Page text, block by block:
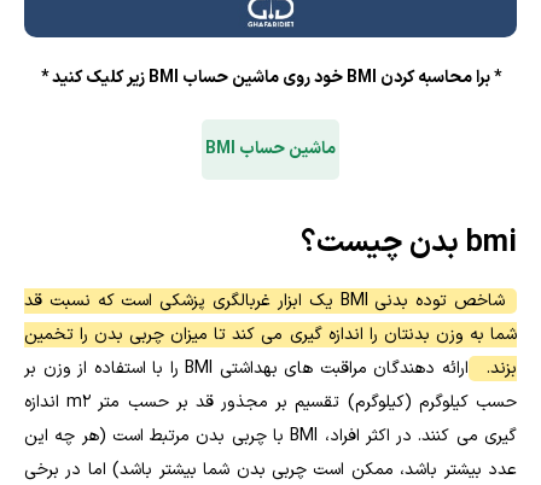
* برا محاسبه کردن BMI خود روی ماشین حساب BMI زیر کلیک کنید *
ماشین حساب BMI
bmi بدن چیست؟
شاخص توده بدنی BMI یک ابزار غربالگری پزشکی است که نسبت قد
شما به وزن بدنتان را اندازه گیری می کند تا میزان چربی بدن را تخمین
بزند.
ارائه دهندگان مراقبت های بهداشتی BMI را با استفاده از وزن بر
حسب کیلوگرم (کیلوگرم) تقسیم بر مجذور قد بر حسب متر m2 اندازه
گیری می کنند. در اکثر افراد، BMI با چربی بدن مرتبط است (هر چه این
عدد بیشتر باشد، ممکن است چربی بدن شما بیشتر باشد) اما در برخی